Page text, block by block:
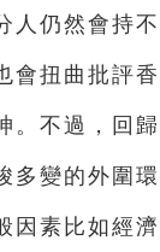
人仍然會持
會扭曲批評
。不過，回
多變的外圍
因素比如經